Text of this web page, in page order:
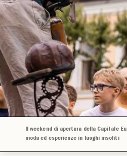
Il weekend di apertura della Capitale
moda ed esperienze in luoghi insoliti